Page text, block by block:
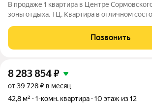
В продаже 1 квартира в Центре
зоны отдыха, ТЦ. Квартира в отличном
зеркальный, диван, кухонный гарнитур,
тёплый пол,
Позвонить
8 283 854₽
от 39 728 ₽ в месяц
42,8 м²
1-комн. квартира 10 этаж из 12